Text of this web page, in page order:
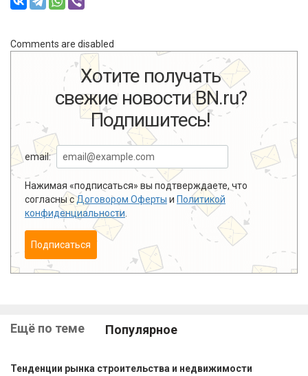
Comments are disabled
Хотите получать
свежие новости BN.ru?
Подпишитесь!
email:
Нажимая «подписаться» вы подтверждаете, что
согласны сДоговором Оферты и Политикой
конфиденциальности
Подписаться
Ещё по теме Популярное
Тенденции рынка строительства и недвижимости